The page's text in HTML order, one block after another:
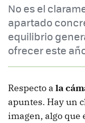
No es el
apartado
equilibrio
ofrecer este
Respecto a la
apuntes. Hay un
imagen, algo que